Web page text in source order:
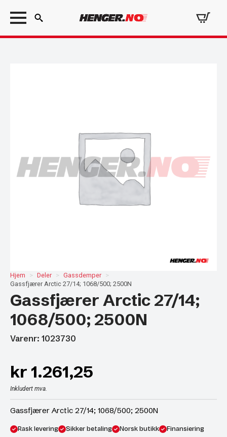
Search
Hjem Deler
Gassdemper
Gassfjærer Arctic 27/14; 1068/500; 2500N
Gassfjærer Arctic 27/14;
1068/500; 2500N
Varenr: 1023730
kr 1.261,25
Inkludert mva.
Gassfjærer Arctic 27/14; 1068/500; 2500N
Rask levering Sikker betaling Norsk butikk Finansiering